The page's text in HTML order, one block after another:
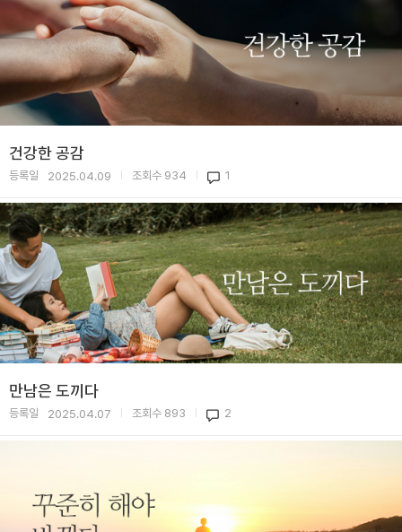
건강한 공감
등록일 2025.04.09 조회수 934 1
만남은 도끼다
등록일 2025.04.07 조회수 893 2